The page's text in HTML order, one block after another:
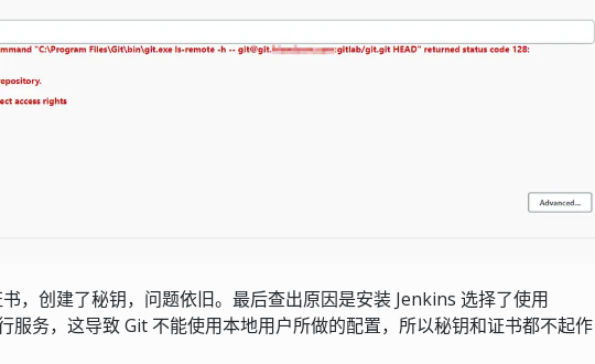
，创建了秘钥，问题依旧。最后查出原因是安装 Jenkins 选择了使用
服务，这导致 Git 不能使用本地用户所做的配置，所以秘钥和证书都不起作